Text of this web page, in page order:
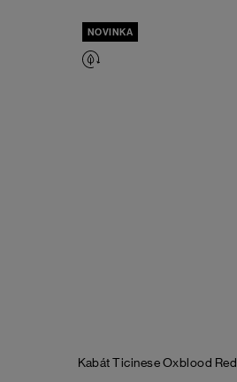
NOVINKA
Kabát TicineseOxblood Red